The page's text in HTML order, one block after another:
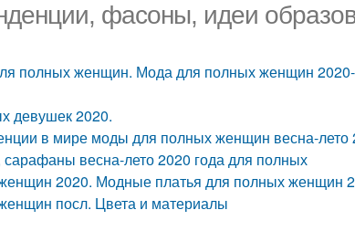
фасоны, идеи
полных женщин. Мода для полных женщин
девушек 2020.
в мире моды для полных женщин весна-лето
весна-лето 2020 года для полных
2020. Модные платья для полных женщин
посл. Цвета и материалы